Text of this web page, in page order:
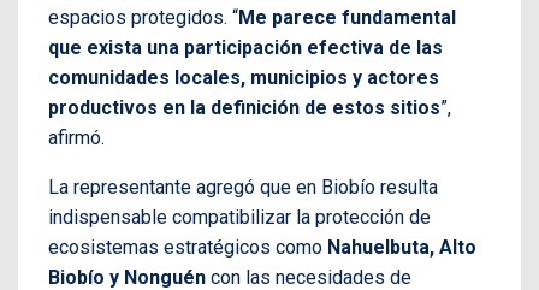
espacios protegidos. “Me parece fundamental
que exista una participación efectiva de las
comunidades locales, municipios y actores
productivos en la definición de estos sitios”,
afirmó.
La representante agregó que en Biobío resulta
indispensable compatibilizar la protección de
ecosistemas estratégicos como Nahuelbuta, Alto
Biobío y Nonguén con las necesidades de